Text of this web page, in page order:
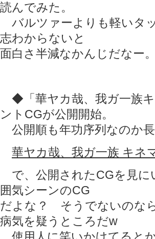
読んでみた。
バルツァーよりも軽いタ
志わからないと
面白さ半減なかんじだなー。
◆「華ヤカ哉、我ガ一族
ントCGが公開開始。
公開順も年功序列なのか
華ヤカ哉、我ガ一族 キネ
で、公開されたCGを見に
囲気シーンのCG
だよな？ そうでないのな
病気を疑うところだw